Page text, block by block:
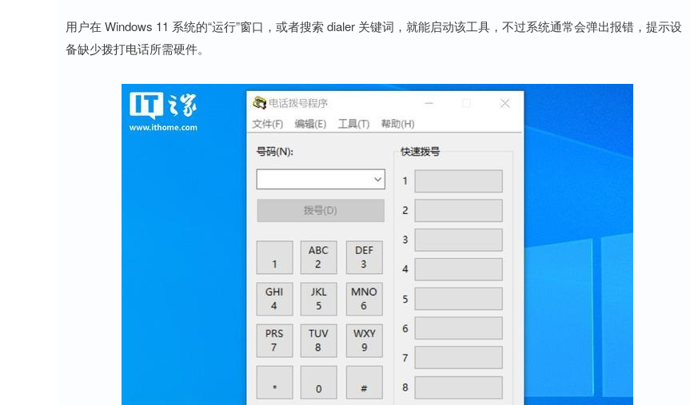
用户在 Windows 11 系统的“运行”窗口，或者搜索 dialer 关键词，就能启动该工具，不过系统通常会弹出报错，提示设
备缺少拨打电话所需硬件。
14144.20 258.49 沪深300 57.22